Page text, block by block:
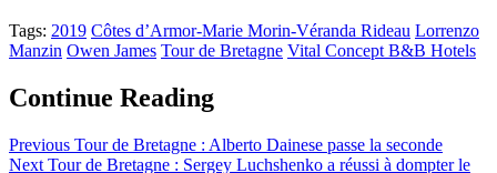
Tags: 2019 Côtes d’Armor-Marie Morin-Véranda Rideau Lorrenzo
Manzin Owen James Tour de Bretagne Vital Concept B&B Hotels
Continue Reading
Previous Tour de Bretagne : Alberto Dainese passe la seconde
Next Tour de Bretagne : Sergey Luchshenko a réussi à dompter le